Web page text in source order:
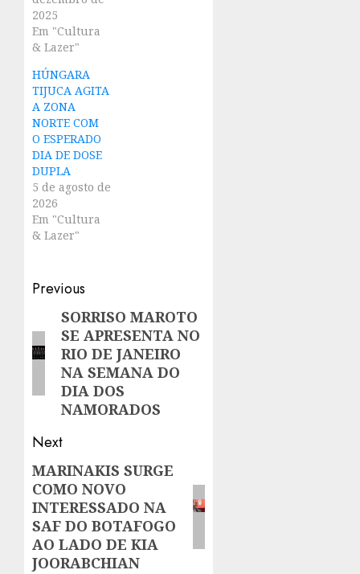
2025
Em "Cultura
& Lazer"
HÚNGARA
TIJUCA AGITA
A ZONA
NORTE COM
O ESPERADO
DIA DE DOSE
DUPLA
5 de agosto de
2026
Em "Cultura
& Lazer"
Post
navigation
Previous
Previous
post:
SORRISO MAROTO
SE APRESENTA NO
RIO DE JANEIRO
NA SEMANA DO
DIA DOS
NAMORADOS
Next
Next
post:
MARINAKIS SURGE
COMO NOVO
INTERESSADO NA
SAF DO BOTAFOGO
AO LADO DE KIA
JOORABCHIAN